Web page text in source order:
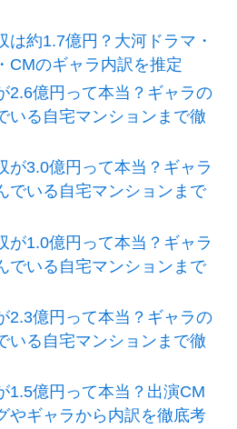
は約1.7億円？大河ドラマ・
CMのギャラ内訳を推定
2.6億円って本当？ギャラの
いる自宅マンションまで徹
が3.0億円って本当？ギャラ
でいる自宅マンションまで
が1.0億円って本当？ギャラ
でいる自宅マンションまで
2.3億円って本当？ギャラの
いる自宅マンションまで徹
1.5億円って本当？出演CM
やギャラから内訳を徹底考